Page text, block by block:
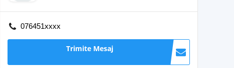
076451xxxx
Trimite Mesaj